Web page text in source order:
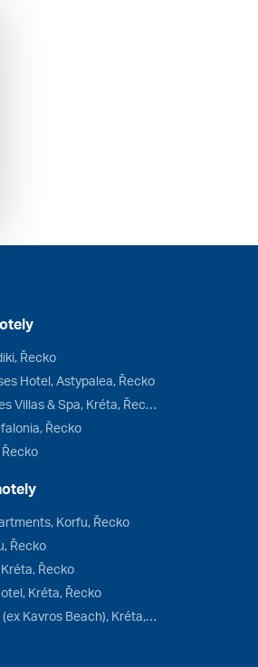
Řecko
Hotel, Astypalea, Řecko
Nana Princess Hotel Suites Villas & Spa, Kréta, Řecko
Řecko
Korfu, Řecko
Řecko
Řecko
Kréta, Řecko
Yiassou Kriti Beach Hotel (ex Kavros Beach), Kréta, Řecko